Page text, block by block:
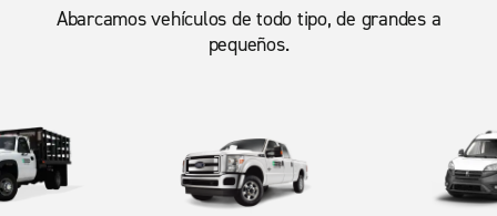
Abarcamos vehículos de todo tipo, de grandes a
pequeños.